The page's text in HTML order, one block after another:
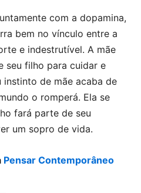
com a dopamina,
bem no vínculo entre a
e indestrutível. A mãe
seu filho para cuidar e
de mãe acaba de
o romperá. Ela se
fará parte de seu
um sopro de vida.
Pensar Contemporâneo